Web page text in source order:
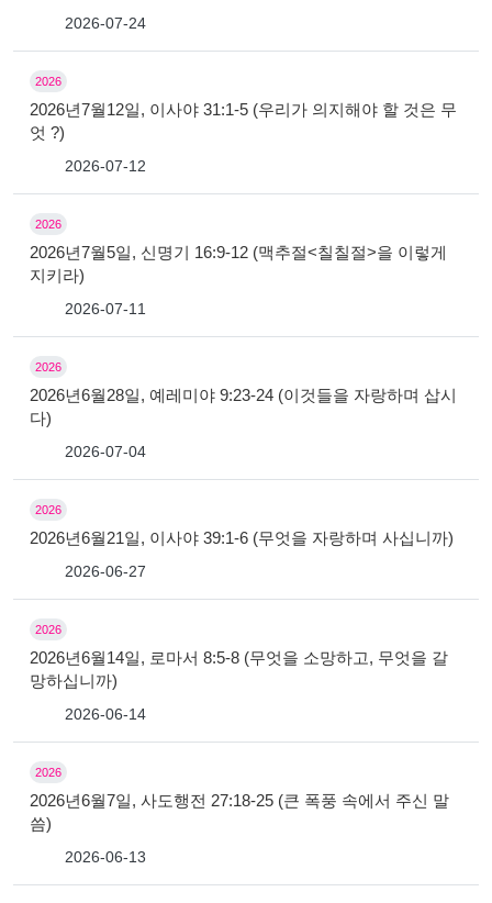
2026-07-24
2026
2026년7월12일, 이사야 31:1-5 (우리가 의지해야 할 것은 무
엇 ?)
2026-07-12
2026
2026년7월5일, 신명기 16:9-12 (맥추절<칠칠절>을 이렇게
지키라)
2026-07-11
2026
2026년6월28일, 예레미야 9:23-24 (이것들을 자랑하며 삽시
다)
2026-07-04
2026
2026년6월21일, 이사야 39:1-6 (무엇을 자랑하며 사십니까)
2026-06-27
2026
2026년6월14일, 로마서 8:5-8 (무엇을 소망하고, 무엇을 갈
망하십니까)
2026-06-14
2026
2026년6월7일, 사도행전 27:18-25 (큰 폭풍 속에서 주신 말
씀)
2026-06-13